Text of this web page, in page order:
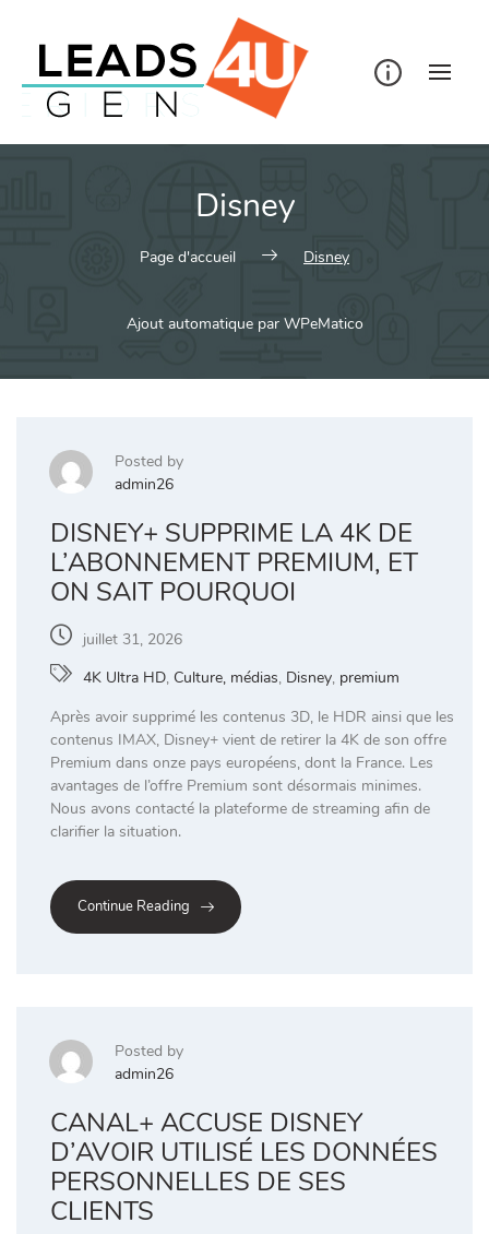
Disney
Page d'accueil Disney
Ajout automatique par WPeMatico
Posted by
admin26
DISNEY+ SUPPRIME LA 4K DE
L’ABONNEMENT PREMIUM, ET
ON SAIT POURQUOI
juillet 31, 2026
4K Ultra HD, Culture, médias, Disney, premium
Après avoir supprimé les contenus 3D, le HDR ainsi que les
contenus IMAX, Disney+ vient de retirer la 4K de son offre
Premium dans onze pays européens, dont la France. Les
avantages de l’offre Premium sont désormais minimes.
Nous avons contacté la plateforme de streaming afin de
clarifier la situation.
Continue Reading
Posted by
admin26
CANAL+ ACCUSE DISNEY
D’AVOIR UTILISÉ LES DONNÉES
PERSONNELLES DE SES
CLIENTS